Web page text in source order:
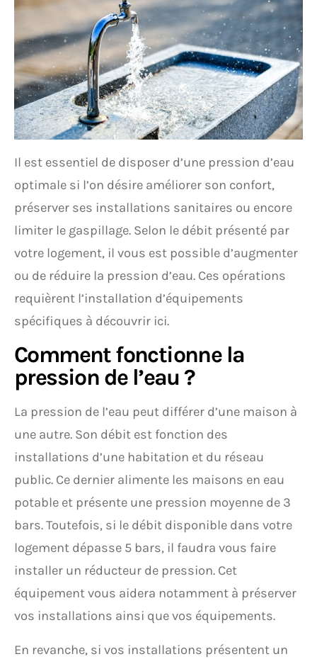
Il est essentiel de disposer d’une pression d’eau
optimale si l’on désire améliorer son confort,
préserver ses installations sanitaires ou encore
limiter le gaspillage. Selon le débit présenté par
votre logement, il vous est possible d’augmenter
ou de réduire la pression d’eau. Ces opérations
requièrent l’installation d’équipements
spécifiques à découvrir ici.
Comment fonctionne la
pression de l’eau ?
La pression de l’eau peut différer d’une maison à
une autre. Son débit est fonction des
installations d’une habitation et du réseau
public. Ce dernier alimente les maisons en eau
potable et présente une pression moyenne de 3
bars. Toutefois, si le débit disponible dans votre
logement dépasse 5 bars, il faudra vous faire
installer un réducteur de pression. Cet
équipement vous aidera notamment à préserver
vos installations ainsi que vos équipements.
En revanche, si vos installations présentent un